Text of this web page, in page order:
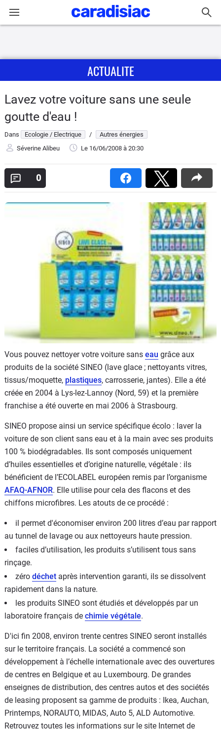
Actu
Essais
Guide
Electriques
Utilitaires
ACTUALITE
Lavez votre voiture sans une seule
goutte d'eau !
Dans Ecologie / Electrique /
Autres énergies
Séverine Alibeu
Le 16/06/2008 à 20:30
0
Vous pouvez nettoyer votre voiture sans eau grâce aux
produits de la société SINEO (lave glace ; nettoyants vitres,
tissus/moquette, plastiques, carrosserie, jantes). Elle a été
créée en 2004 à Lys-lez-Lannoy (Nord, 59) et la première
franchise a été ouverte en mai 2006 à Strasbourg.
SINEO propose ainsi un service spécifique écolo : laver la
voiture de son client sans eau et à la main avec ses produits
100 % biodégradables. Ils sont composés uniquement
d’huiles essentielles et d’origine naturelle, végétale : ils
bénéficient de l’ECOLABEL européen remis par l’organisme
AFAQ-AFNOR. Elle utilise pour cela des flacons et des
chiffons microfibres. Les atouts de ce procédé :
il permet d'économiser environ 200 litres d’eau par rapport
au tunnel de lavage ou aux nettoyeurs haute pression.
faciles d’utilisation, les produits s’utilisent tous sans
rinçage.
zéro déchet après intervention garanti, ils se dissolvent
rapidement dans la nature.
les produits SINEO sont étudiés et développés par un
laboratoire français de chimie végétale.
D'ici fin 2008, environ trente centres SINEO seront installés
sur le territoire français. La société a commencé son
développement à l’échelle internationale avec des ouvertures
de centres en Belgique et au Luxembourg. De grandes
enseignes de distribution, des centres autos et des sociétés
de leasing proposent sa gamme de produits : Ikea, Auchan,
Printemps, NORAUTO, MIDAS, Auto 5, ALD Automotive.
Retrouvez toutes les informations sur le site Internet de